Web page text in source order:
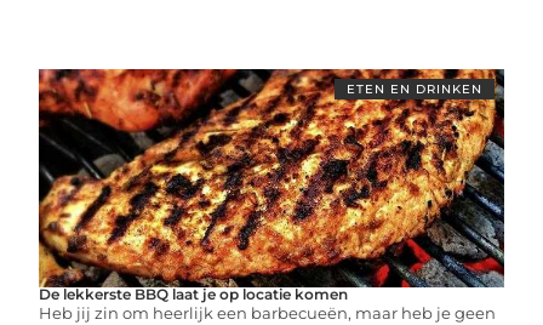
ETEN EN DRINKEN
De lekkerste BBQ laat je op locatie komen
Heb jij zin om heerlijk een barbecueën, maar heb je geen